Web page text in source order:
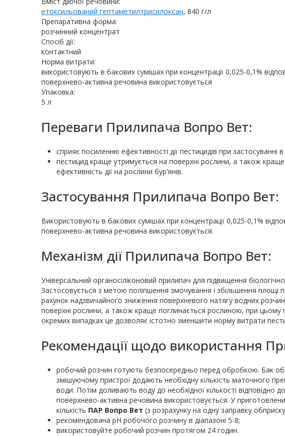
етоксильований гептаметилтрисилоксан, 840 г/л
Препаративна форма:
розчинний концентрат
Спосіб дії:
контактний
Норма витрати:
використовують в бакових сумішах при концентрації 0,025-0,1%
поверхнево-активна речовина використовується
Упаковка:
5 л
Переваги Прилипача Вопро Вет:
сприяє посиленню ефективності дії пестицидів при застосуванні
пестицид краще утримується на поверхні рослини, а також
ефективність дії на рослини бур’янів.
Застосування Прилипача Вопро Вет:
Використовують в бакових сумішах при концентрації 0,025-0,1%
поверхнево-активна речовина використовується.
Механізм дії Прилипача Вопро Вет:
Універсальний органосіліконовий прилипач для підвищення
Застосовується з метою поліпшення змочування і збільшення
рахунок надзвичайного зниження поверхневого натягу водних
поверхні рослини, а також краще поглинається рослиною, при цьому
окремих випадках це дозволяє істотно зменшити норму витрати
Рекомендації щодо використання
робочий розчин готують безпосередньо перед обробкою. Бак
змішуючому пристрої додають необхідну кількість маточного
води. Потім доливають воду до необхідної кількості відповідно
поверхнево-активна речовина використовується. У
кількість ПАР Вопро Вет (з розрахунку на одну заправку
рекомендована рН робочого розчину в діапазоні 5-8;
використовуйте робочий розчин протягом 24 годин.